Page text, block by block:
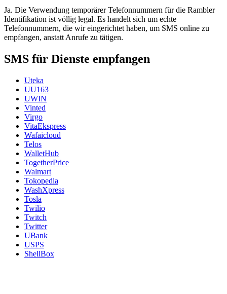
Ja. Die Verwendung temporärer Telefonnummern für die Rambler
Identifikation ist völlig legal. Es handelt sich um echte
Telefonnummern, die wir eingerichtet haben, um SMS online zu
empfangen, anstatt Anrufe zu tätigen.
SMS für Dienste empfangen
Uteka
UU163
UWIN
Vinted
Virgo
VitaEkspress
Wafaicloud
Telos
WalletHub
TogetherPrice
Walmart
Tokopedia
WashXpress
Tosla
Twilio
Twitch
Twitter
UBank
USPS
ShellBox